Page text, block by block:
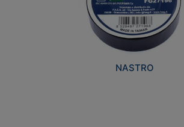
NASTRO